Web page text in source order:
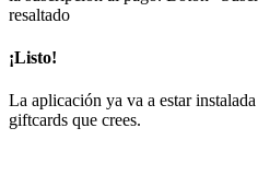
¡Listo!
La aplicación ya va a estar
giftcards que crees.